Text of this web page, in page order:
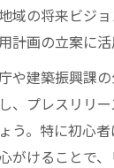
域の将来ビジョ
計画の立案に活
や建築振興課
、プレスリリ
う。特に初心
がけることで